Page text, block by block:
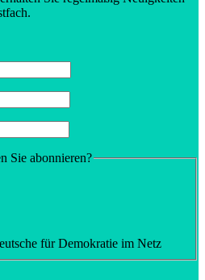
Sie abonnieren?
für Demokratie im Netz